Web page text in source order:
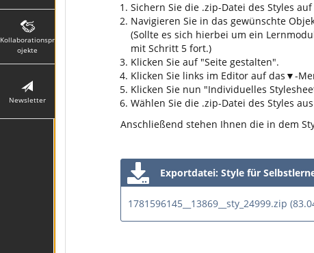
Kollaborationspr
ojekte
Newsletter
Sichern Sie die .zip-Datei des Styles
Navigieren Sie in das gewünschte
(Sollte es sich hierbei um ein
mit Schritt 5 fort.)
Klicken Sie auf "Seite gestalten".
Klicken Sie links im Editor auf das▼-
Klicken Sie nun "Individuelles
Wählen Sie die .zip-Datei des Styles
Anschließend stehen Ihnen die in dem
Exportdatei: Style für
1781596145__13869__sty_24999.zip